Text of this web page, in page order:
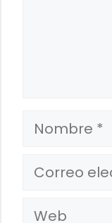
Nombre
Correo
electrónico
Web